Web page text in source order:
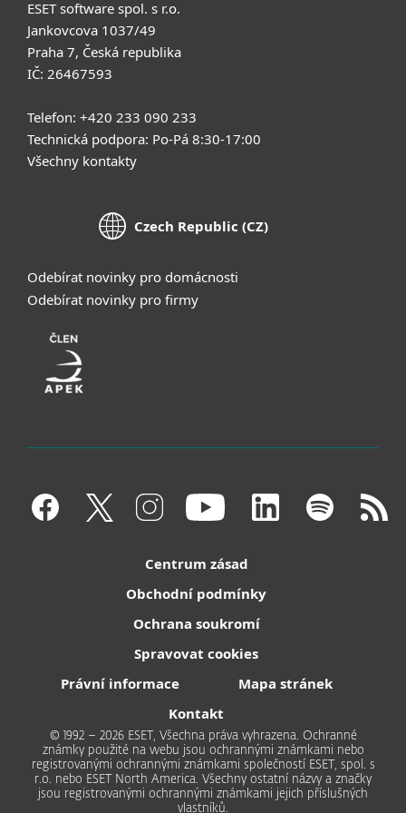
ESET software spol. s r.o.
Jankovcova 1037/49
Praha 7, Česká republika
IČ: 26467593
Telefon: +420 233 090 233
Technická podpora: Po-Pá 8:30-17:00
Všechny kontakty
Czech Republic (CZ)
Odebírat novinky pro domácnosti
Odebírat novinky pro firmy
Centrum zásad
Obchodní podmínky
Ochrana soukromí
Spravovat cookies
Právní informace
Mapa stránek
Kontakt
© 1992 – 2026 ESET, Všechna práva vyhrazena. Ochranné
známky použité na webu jsou ochrannými známkami nebo
registrovanými ochrannými známkami společností ESET, spol. s
r.o. nebo ESET North America. Všechny ostatní názvy a značky
jsou registrovanými ochrannými známkami jejich příslušných
vlastníků.